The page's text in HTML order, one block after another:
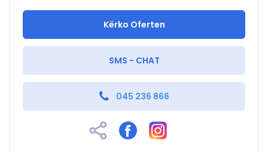
Kërko Oferten
SMS - CHAT
045 236 866